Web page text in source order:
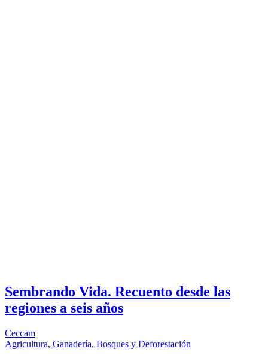
Sembrando Vida. Recuento desde las
regiones a seis años
Ceccam
Agricultura, Ganadería, Bosques y Deforestación